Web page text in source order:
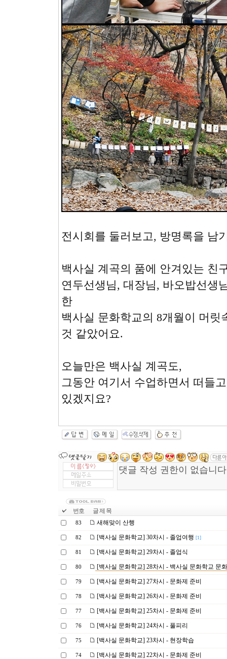
전시회를 둘러보고, 방명록을 남
백사실 계곡의 품에 안겨있는 친
연두선생님, 대장님, 바오밥선생
한
백사실 문화학교의 8개월이 머
것 같았어요.
오늘만은 백사실 계곡도,
그동안 여기서 수업하면서 떠들
있겠지요?
번호 글 제 목
83 새해맞이 산행
82 [백사실 문화학교] 30차시 - 졸업여행 [1]
81 [백사실 문화학교] 29차시 - 졸업식
80 [백사실 문화학교] 28차시 - 백사실 문화학교 문
79 [백사실 문화학교] 27차시 - 문화제 준비
78 [백사실 문화학교] 26차시 - 문화제 준비
77 [백사실 문화학교] 25차시 - 문화제 준비
76 [백사실 문화학교] 24차시 - 풀피리
75 [백사실 문화학교] 23차시 - 현장학습
74 [백사실 문화학교] 22차시 - 문화제 준비